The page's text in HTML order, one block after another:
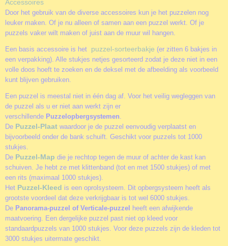
Accessoires
Door het gebruik van de diverse accessoires kun je het puzzelen nog
leuker maken. Of je nu alleen of samen aan een puzzel werkt. Of je
puzzels vaker wilt maken of juist aan de muur wil hangen.
Een basis accessoire is het puzzel-sorteerbakje (er zitten 6 bakjes in
een verpakking). Alle stukjes netjes gesorteerd zodat je deze niet in een
volle doos hoeft te zoeken en de deksel met de afbeelding als voorbeeld
kunt blijven gebruiken.
Een puzzel is meestal niet in één dag af. Voor het veilig wegleggen van
de puzzel als u er niet aan werkt zijn er
verschillende Puzzelopbergsystemen.
De Puzzel-Plaat waardoor je de puzzel eenvoudig verplaatst en
bijvoorbeeld onder de bank schuift. Geschikt voor puzzels tot 1000
stukjes.
De Puzzel-Map die je rechtop tegen de muur of achter de kast kan
schuiven. Je hebt ze met klittenband (tot en met 1500 stukjes) of met
een rits (maximaal 1000 stukjes).
Het Puzzel-Kleed is een oprolsysteem. Dit opbergsysteem heeft als
grootste voordeel dat deze verkrijgbaar is tot wel 6000 stukjes.
De Panorama-puzzel of Verticale-puzzel
heeft een afwijkende
maatvoering. Een dergelijke puzzel past niet op kleed voor
standaardpuzzels van 1000 stukjes. Voor deze puzzels zijn de kleden tot
3000 stukjes uitermate geschikt.